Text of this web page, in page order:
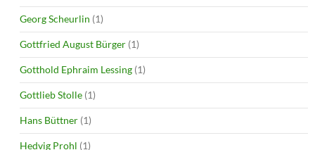
Georg Scheurlin (1)
Gottfried August Bürger (1)
Gotthold Ephraim Lessing (1)
Gottlieb Stolle (1)
Hans Büttner (1)
Hedvig Prohl (1)